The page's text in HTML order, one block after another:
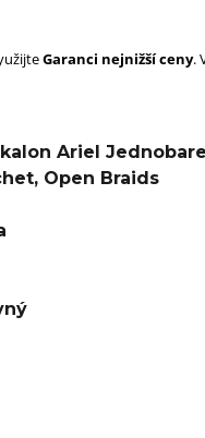
Garanci nejnižší ceny.
Ariel
, Open Braids